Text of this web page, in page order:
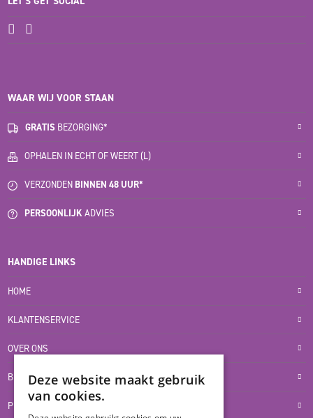
WAAR WIJ VOOR STAAN
GRATIS BEZORGING*
OPHALEN IN ECHT OF WEERT (L)
VERZONDEN BINNEN 48 UUR*
PERSOONLIJKADVIES
HANDIGE LINKS
HOME
KLANTENSERVICE
OVER ONS
BLOG
PRIVACYVERKLARING
Deze website maakt gebruik
van cookies.